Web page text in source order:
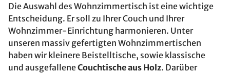
Die Auswahl des Wohnzimmertisch ist eine wichtige
Entscheidung. Er soll zu Ihrer Couch und Ihrer
Wohnzimmer-Einrichtung harmonieren. Unter
unseren massiv gefertigten Wohnzimmertischen
haben wir kleinere Beistelltische, sowie klassische
und ausgefalleneCouchtische aus Holz. Darüber